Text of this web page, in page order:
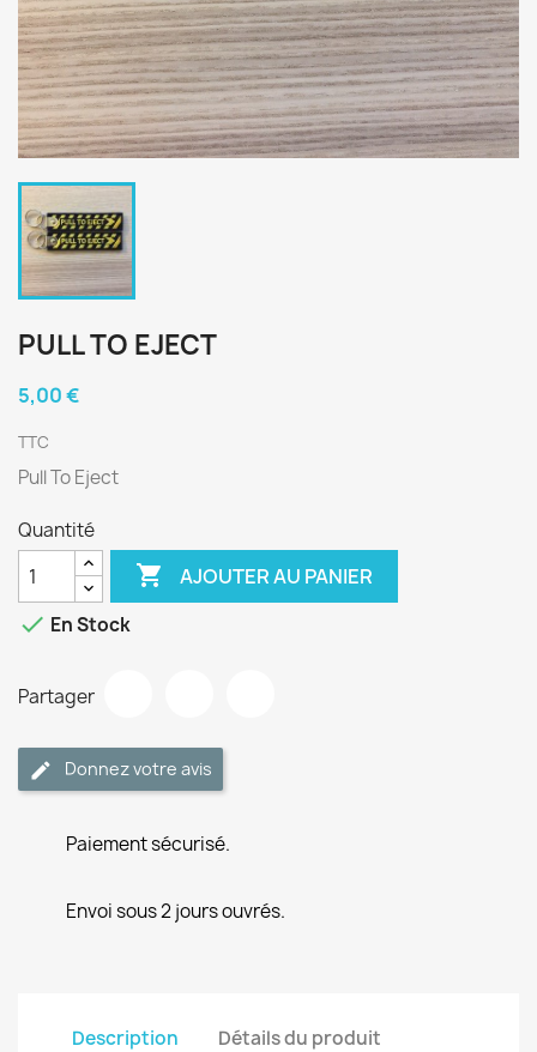
PULL TO EJECT
5,00 €
TTC
Pull To Eject
Quantité
 AJOUTER AU PANIER
 En Stock
Partager
Donnez votre avis
Paiement sécurisé.
Envoi sous 2 jours ouvrés.
Description Détails du produit